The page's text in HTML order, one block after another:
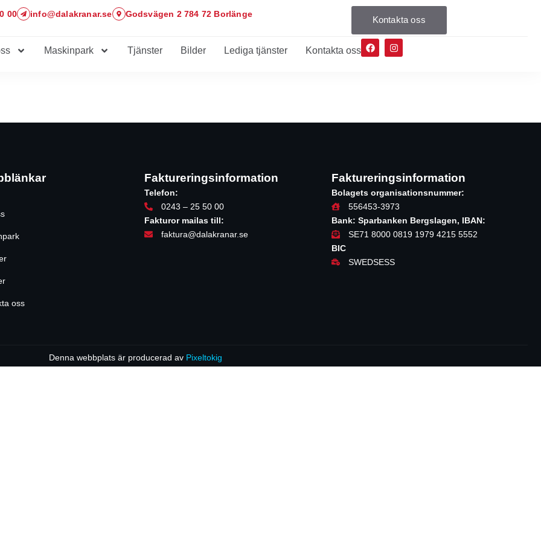
00 info@dalakranar.se Godsvägen 2 784 72 Borlänge
Kontakta oss
Maskinpark Tjänster Bilder Lediga tjänster Kontakta oss
oss
Faktureringsinformation
Telefon:
0243 – 25 50 00
Fakturor mailas till:
faktura@dalakranar.se
Faktureringsinformation
Bolagets organisationsnummer:
556453-3973
Bank: Sparbanken Bergslagen, IBAN:
SE71 8000 0819 1979 4215 5552
BIC
SWEDSESS
Denna webbplats är producerad avPixeltokig